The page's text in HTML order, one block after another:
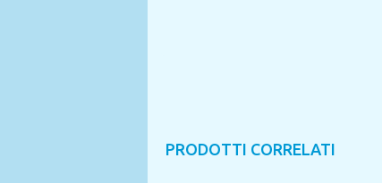
PRODOTTI CORRELATI